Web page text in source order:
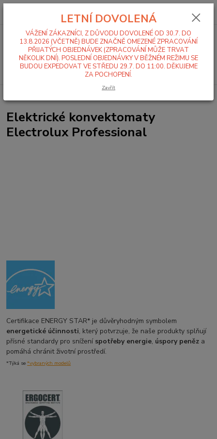
Menu
Hledat
0,00 Kč
Elektrické konvektomaty
Electrolux Professional
Certifikace ENERGY STAR* je důvěryhodným symbolem
energetické účinnosti, který potvrzuje, že naše produkty splňují
přísné standardy pro snížení spotřeby energie, úspory peněz a
pomáhá chránit životní prostředí.
*Týká se*vybraných modelů
LETNÍ DOVOLENÁ
VÁŽENÍ ZÁKAZNÍCI, Z DŮVODU DOVOLENÉ OD 30.7. DO
13.8.2026 (VČETNĚ) BUDE ZNAČNĚ OMEZENÉ ZPRACOVÁNÍ
PŘIJATÝCH OBJEDNÁVEK (ZPRACOVÁNÍ MŮŽE TRVAT
NĚKOLIK DNÍ). POSLEDNÍ OBJEDNÁVKY V BĚŽNÉM REŽIMU SE
BUDOU EXPEDOVAT VE STŘEDU 29.7. DO 11:00. DĚKUJEME
ZA POCHOPENÍ.
Zavřít